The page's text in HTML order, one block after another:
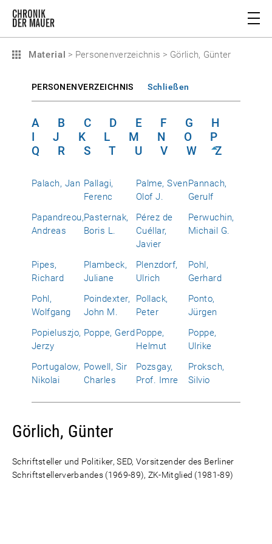
Material > Personenverzeichnis > Görlich, Günter
PERSONENVERZEICHNIS Schließen
A B C D E F G
H
I
J K L M N O
P
Q
R S T U V W Z
Palach, Jan Pallagi,
Ferenc
Palme, Sven
Olof J.
Pannach,
Gerulf
Papandreou,
Andreas
Pasternak,
Boris L.
Pérez de
Cuéllar,
Javier
Perwuchin,
Michail G.
Pipes,
Richard
Plambeck,
Juliane
Plenzdorf,
Ulrich
Pohl,
Gerhard
Pohl,
Wolfgang
Poindexter,
John M.
Pollack,
Peter
Ponto,
Jürgen
Popieluszjo,
Jerzy
Poppe, GerdPoppe,
Helmut
Poppe,
Ulrike
Portugalow,
Nikolai
Powell, Sir
Charles
Pozsgay,
Prof. Imre
Proksch,
Silvio
Görlich, Günter
Schriftsteller und Politiker, SED, Vorsitzender des Berliner
Schriftstellerverbandes (1969-89), ZK-Mitglied (1981-89)